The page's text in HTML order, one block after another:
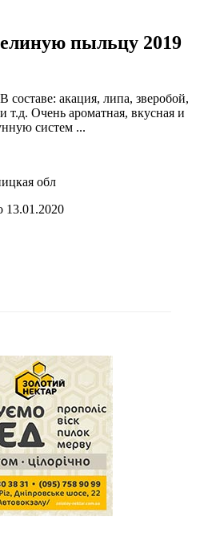
пыльцу 2019
составе: акация, липа, зверобой,
т.д. Очень ароматная, вкусная и
систем ...
обл
13.01.2020